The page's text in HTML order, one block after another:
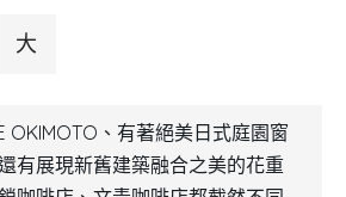
大
OKIMOTO、有著絕美日式庭園窗
有展現新舊建築融合之美的花重